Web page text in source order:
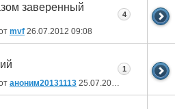
заверенный
mvf 26.07.2012 09:08
4
аноним20131113 25.07.2012
1